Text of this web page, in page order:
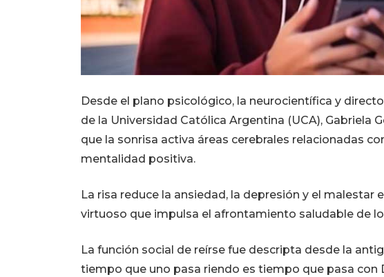
Desde el plano psicológico, la neurocientífica y
de la Universidad Católica Argentina (UCA), Gabriela
que la sonrisa activa áreas cerebrales relacionadas
mentalidad positiva.
La risa reduce la ansiedad, la depresión y el malestar
virtuoso que impulsa el afrontamiento saludable de
La función social de reírse fue descripta desde la
tiempo que uno pasa riendo es tiempo que pasa con